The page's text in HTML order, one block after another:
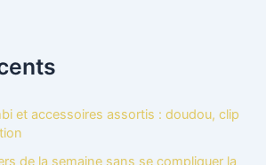
et accessoires assortis : doudou, clip
de la semaine sans se compliquer la